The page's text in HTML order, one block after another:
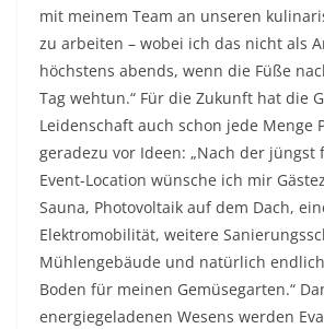
mit meinem Team an unseren
zu arbeiten – wobei ich das nicht als
höchstens abends, wenn die Füße
Tag wehtun.“ Für die Zukunft hat die
Leidenschaft auch schon jede Menge
geradezu vor Ideen: „Nach der jüngst
Event-Location wünsche ich mir
Sauna, Photovoltaik auf dem Dach,
Elektromobilität, weitere
Mühlengebäude und natürlich
Boden für meinen Gemüsegarten.“
energiegeladenen Wesens werden